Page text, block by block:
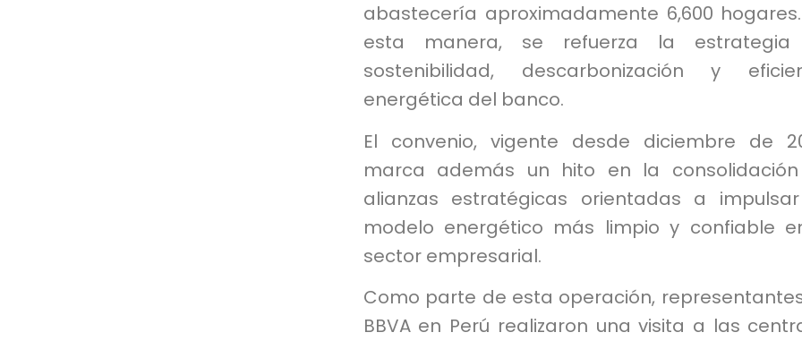
abastecería aproximadamente 6,600
esta manera, se refuerza la
sostenibilidad, descarbonización y
energética del banco.
El convenio, vigente desde diciembre de
marca además un hito en la
alianzas estratégicas orientadas a
modelo energético más limpio y confiable
sector empresarial.
Como parte de esta operación,
BBVA en Perú realizaron una visita a las